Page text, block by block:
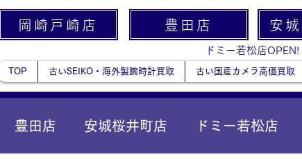
岡崎戸崎店 豊田店 安
ドミー若松店OPEN!
TOP 古いSEIKO・海外製腕時計買取 古い国産カメラ高価買取
豊田店 安城桜井町店 ドミー若松店